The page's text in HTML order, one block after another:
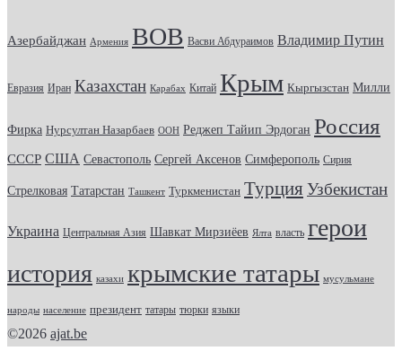
Азербайджан Армения ВОВ Васви Абдураимов Владимир Путин
Евразия Иран Казахстан Карабах Китай Крым Кыргызстан Милли
Фирка Нурсултан Назарбаев ООН Реджеп Тайип Эрдоган Россия
СССР США Севастополь Сергей Аксенов Симферополь Сирия
Стрелковая Татарстан Ташкент Туркменистан Турция Узбекистан
Украина Центральная Азия Шавкат Мирзиёев Ялта власть герои
история казахи крымские татары мусульмане
народы население президент татары тюрки языки
©2026 ajat.be